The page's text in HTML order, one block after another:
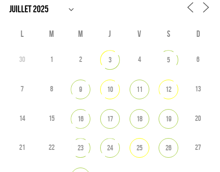
L M M J V S D
30 1 2 3 4 5 6
7 8 9 10 11 12 13
14 15 16 17 18 19 20
21 22 23 24 25 26 27